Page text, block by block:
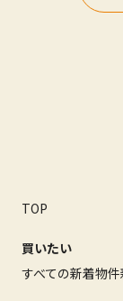
TOP
買いたい
すべての新着物件